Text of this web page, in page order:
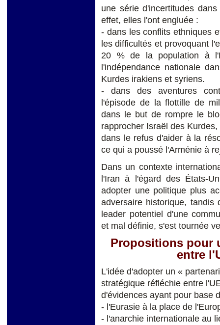
une série d'incertitudes
effet, elles l'ont engluée :
- dans les conflits ethniques
les difficultés et provoquant
20 % de la population à
l'indépendance nationale
Kurdes irakiens et syriens.
- dans des aventures
l'épisode de la flottille de
dans le but de rompre le
rapprocher Israël des
dans le refus d'aider à la
ce qui a poussé l'Arménie à
Dans un contexte
l'Iran à l'égard des États-
adopter une politique plus
adversaire historique,
leader potentiel d'une
et mal définie, s'est tournée
Propositions pour
entre
L'idée d'adopter un «
stratégique réfléchie entre
d'évidences ayant pour base
- l'Eurasie à la place de
- l'anarchie internationale au